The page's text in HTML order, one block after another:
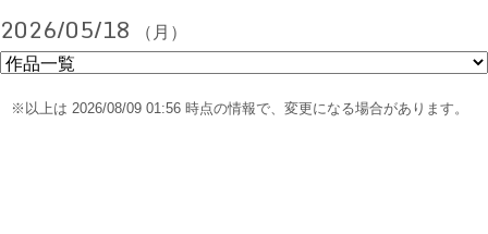
2026/05/18 （月）
※以上は 2026/08/09 01:56 時点の情報で、変更になる場合があります。